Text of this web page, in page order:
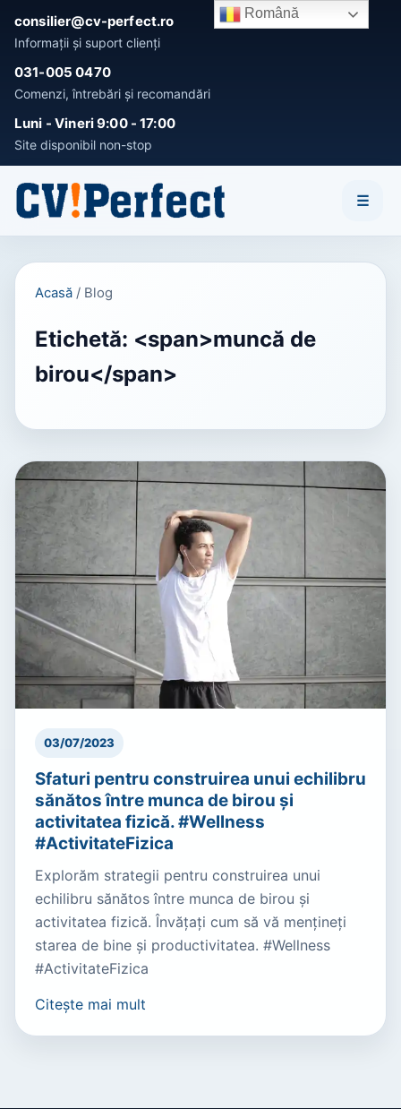
consilier@cv-perfect.ro
Informații și suport clienți
031-005 0470
Comenzi, întrebări și recomandări
Luni - Vineri 9:00 - 17:00
Site disponibil non-stop
☰
Acasă / Blog
Etichetă: <span>muncă de
birou</span>
03/07/2023
Sfaturi pentru construirea unui echilibru
sănătos între munca de birou și
activitatea fizică. #Wellness
#ActivitateFizica
Explorăm strategii pentru construirea unui
echilibru sănătos între munca de birou și
activitatea fizică. Învățați cum să vă mențineți
starea de bine și productivitatea. #Wellness
#ActivitateFizica
Citește mai mult
Română
Activează notificările
Fii primul care afla noutatile si OFERTELE speciale!